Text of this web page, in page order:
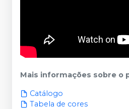
Mais informações sobre o
Catálogo
Tabela de cores